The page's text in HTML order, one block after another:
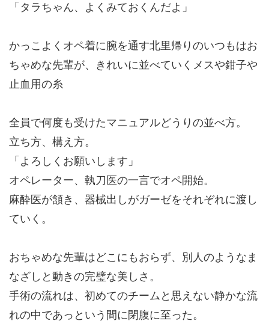
「タラちゃん、よくみておくんだよ」
かっこよくオペ着に腕を通す北里帰りのいつもはお
ちゃめな先輩が、きれいに並べていくメスや鉗子や
止血用の糸
全員で何度も受けたマニュアルどうりの並べ方。
立ち方、構え方。
「よろしくお願いします」
オペレーター、執刀医の一言でオペ開始。
麻酔医が頷き、器械出しがガーゼをそれぞれに渡し
ていく。
おちゃめな先輩はどこにもおらず、別人のようなま
なざしと動きの完璧な美しさ。
手術の流れは、初めてのチームと思えない静かな流
れの中であっという間に閉腹に至った。